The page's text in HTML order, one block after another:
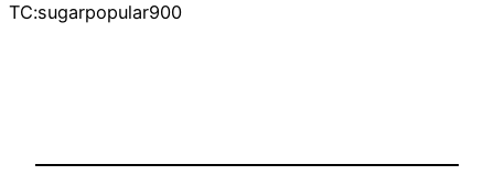
TC:sugarpopular900